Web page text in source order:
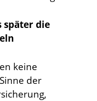
später die
keine
der